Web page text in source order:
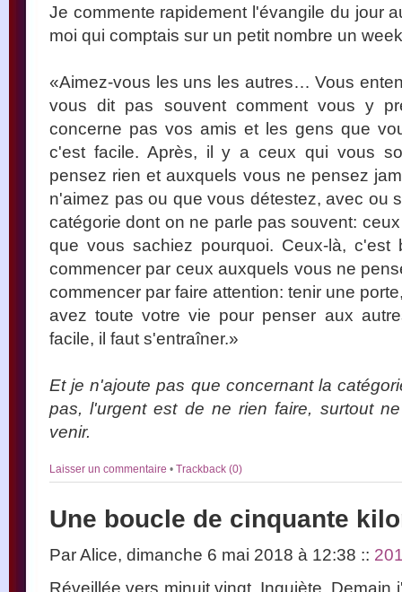
Je commente rapidement l'évangile du jour
moi qui comptais sur un petit nombre un
«Aimez-vous les uns les autres… Vous
vous dit pas souvent comment vous y
concerne pas vos amis et les gens que
c'est facile. Après, il y a ceux qui vous
pensez rien et auxquels vous ne pensez
n'aimez pas ou que vous détestez, avec ou
catégorie dont on ne parle pas souvent:
que vous sachiez pourquoi. Ceux-là, c'est
commencer par ceux auxquels vous ne
commencer par faire attention: tenir une
avez toute votre vie pour penser aux
facile, il faut s'entraîner.»
Et je n'ajoute pas que concernant la
pas, l'urgent est de ne rien faire, surtout
venir.
Laisser un commentaire • Trackback (0)
Une boucle de cinquante
Par Alice, dimanche 6 mai 2018 à 12:38 ::
Réveillée vers minuit vingt. Inquiète. Demain